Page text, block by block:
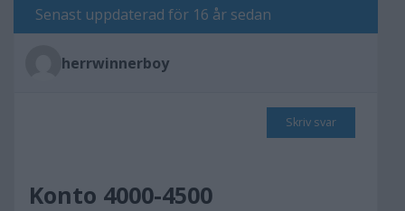
Senast uppdaterad för 16 år sedan
herrwinnerboy
Skriv svar
Konto 4000-4500